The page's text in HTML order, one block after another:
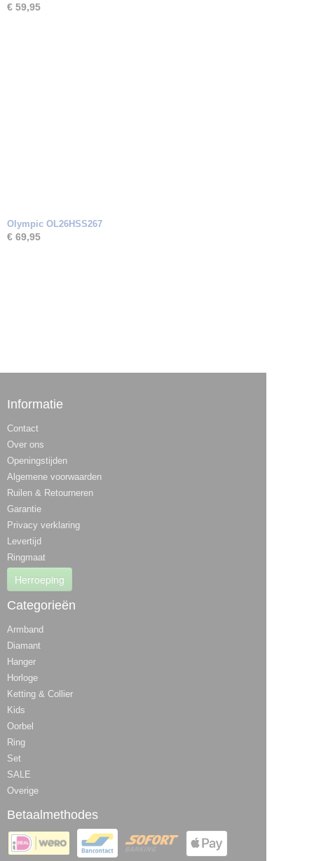
€ 59,95
Olympic OL26HSS267
€ 69,95
Informatie
Contact
Over ons
Openingstijden
Algemene voorwaarden
Ruilen & Retourneren
Garantie
Privacy verklaring
Levertijd
Ringmaat
Herroeping
Categorieën
Armband
Diamant
Hanger
Horloge
Ketting & Collier
Kids
Oorbel
Ring
Set
SALE
Overige
Betaalmethodes